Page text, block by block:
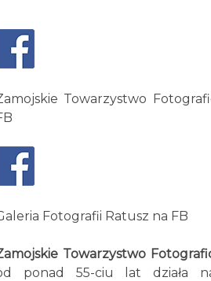
Towarzystwo
Fotografii Ratusz na FB
Towarzystwo
ponad 55-ciu lat działa